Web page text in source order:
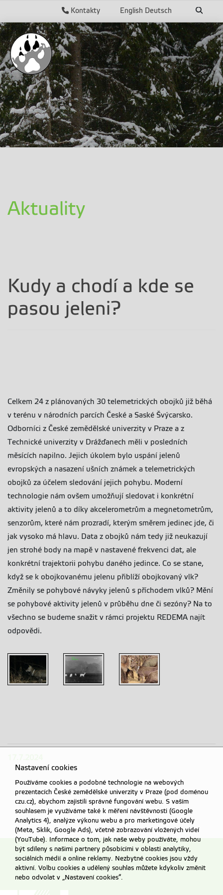
English Deutsch
Kontakty
Aktuality
Kudy a chodí a kde se
pasou jeleni?
Celkem 24 z plánovaných 30 telemetrických obojků již běhá
v terénu v národních parcích České a Saské Švýcarsko.
Odborníci z České zemědělské univerzity v Praze a z
Technické univerzity v Drážďanech měli v posledních
měsících napilno. Jejich úkolem bylo uspání jelenů
evropských a nasazení ušních známek a telemetrických
obojků za účelem sledování jejich pohybu. Moderní
technologie nám ovšem umožňují sledovat i konkrétní
aktivity jelenů a to díky akcelerometrům a megnetometrům,
senzorům, které nám prozradí, kterým směrem jedinec jde, či
jak vysoko má hlavu. Data z obojků nám tedy již neukazují
jen strohé body na mapě v nastavené frekvenci dat, ale
konkrétní trajektorii pohybu daného jedince. Co se stane,
když se k obojkovanému jelenu přiblíží obojkovaný vlk?
Změnily se pohybové návyky jelenů s příchodem vlků? Mění
se pohybové aktivity jelenů v průběhu dne či sezóny? Na to
všechno se budeme snažit v rámci projektu REDEMA najít
odpovědi.
Nastavení cookies
Používáme cookies a podobné technologie na webových
prezentacích České zemědělské univerzity v Praze (pod doménou
czu.cz), abychom zajistili správné fungování webu. S vaším
souhlasem je využíváme také k měření návštěvnosti (Google
Analytics 4), analýze výkonu webu a pro marketingové účely
(Meta, Sklik, Google Ads), včetně zobrazování vložených videí
(YouTube). Informace o tom, jak naše weby používáte, mohou
být sdíleny s našimi partnery působícími v oblasti analytiky,
sociálních médií a online reklamy. Nezbytné cookies jsou vždy
aktivní. Volbu cookies a udělený souhlas můžete kdykoliv změnit
nebo odvolat v „Nastavení cookies“.